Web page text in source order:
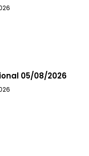
05/08/2026